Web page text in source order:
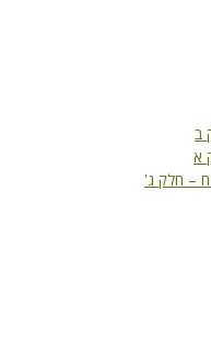
ב
א
– חלק ג'